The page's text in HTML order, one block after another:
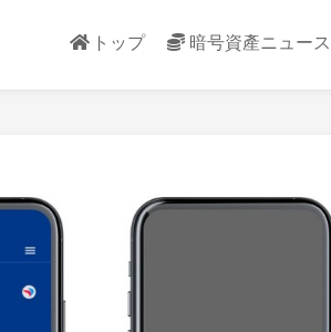
トップ 暗号資產ニュース